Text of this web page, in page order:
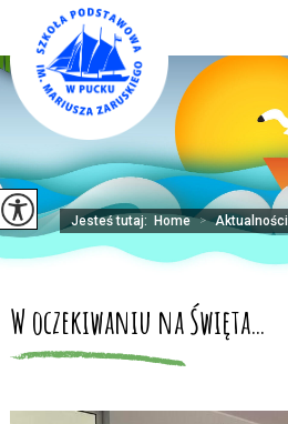
Jesteś tutaj: Home > Aktualności
W oczekiwaniu na Święta…